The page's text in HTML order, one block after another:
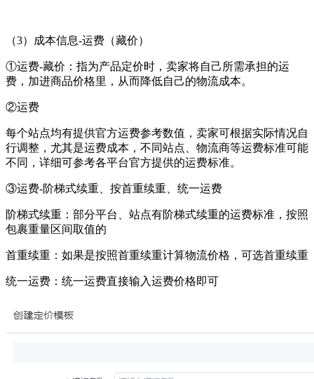
（3）成本信息-运费（藏价）
①运费-藏价：指为产品定价时，卖家将自己所需承担的运
费，加进商品价格里，从而降低自己的物流成本。
②运费
每个站点均有提供官方运费参考数值，卖家可根据实际情况自
行调整，尤其是运费成本，不同站点、物流商等运费标准可能
不同，详细可参考各平台官方提供的运费标准。
③运费-阶梯式续重、按首重续重、统一运费
阶梯式续重：部分平台、站点有阶梯式续重的运费标准，按照
包裹重量区间取值的
首重续重：如果是按照首重续重计算物流价格，可选首重续重
统一运费：统一运费直接输入运费价格即可